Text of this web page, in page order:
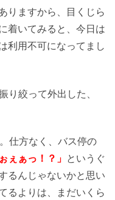
りますから、目くじら
着いてみると、今日は
利用不可になってまし
り絞って外出した、
仕方なく、バス停の
ぇぁっ！？」 というぐ
るんじゃないかと思い
るよりは、まだいくら